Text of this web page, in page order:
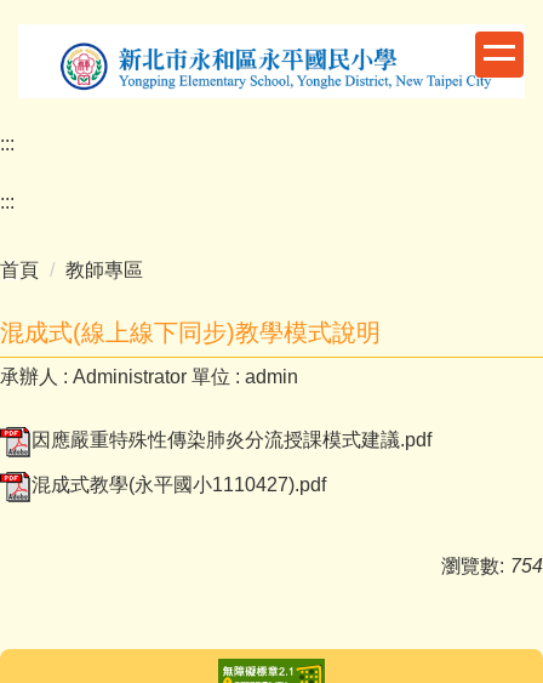
內
區
:::
:::
首頁 教師專區
混成式(線上線下同步)教學模式說明
承辦人 : Administrator 單位 : admin
因應嚴重特殊性傳染肺炎分流授課模式建議.pdf
混成式教學(永平國小1110427).pdf
瀏覽數: 754